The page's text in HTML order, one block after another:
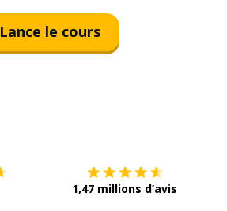
Lance le cours
1,47 millions d’avis